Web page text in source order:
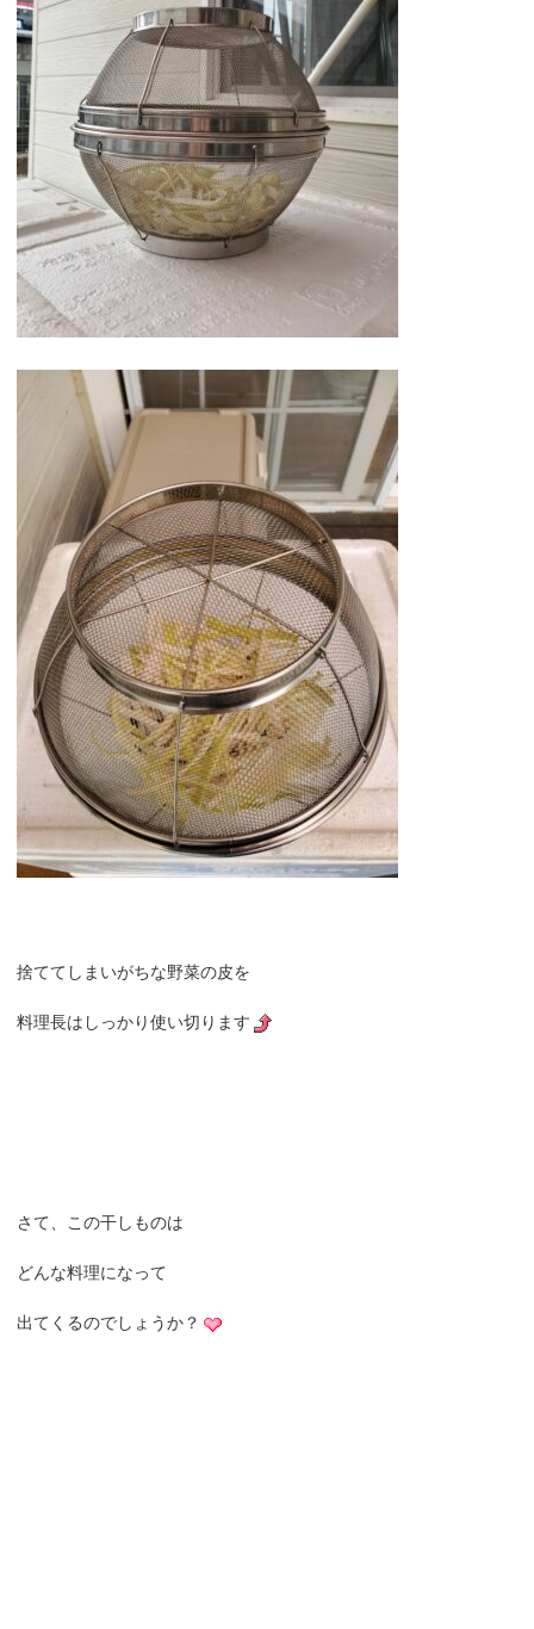
捨ててしまいがちな野菜の皮を
料理長はしっかり使い切ります
さて、この干しものは
どんな料理になって
出てくるのでしょうか？